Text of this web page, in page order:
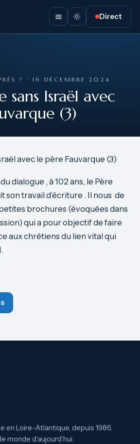
Direct
? · 16 DÉCEMBRE 2024
sans Israël avec
(3)
avec le père Fauvarque (3)
dialogue , à 102 ans, le Père
son travail d’écriture . Il nous de
brochures (évoquées dans
qui a pour objectif de faire
aux chrétiens du lien vital qui
en Loire-Atlantique, depuis 1986.
monde d’aujourd’hui.